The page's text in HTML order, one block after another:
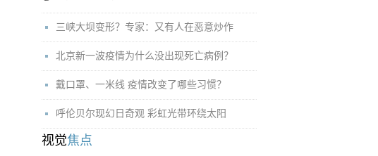
三峡大坝变形？专家：又有人在恶意炒作
北京新一波疫情为什么没出现死亡病例？
戴口罩、一米线 疫情改变了哪些习惯？
呼伦贝尔现幻日奇观 彩虹光带环绕太阳
视觉焦点